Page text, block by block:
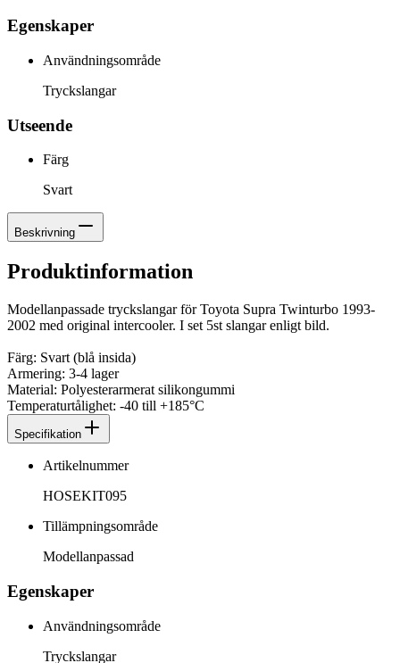
Egenskaper
Användningsområde
Tryckslangar
Utseende
Färg
Svart
Beskrivning
Produktinformation
Modellanpassade tryckslangar för Toyota Supra Twinturbo 1993-
2002 med original intercooler. I set 5st slangar enligt bild.
Färg: Svart (blå insida)
Armering: 3-4 lager
Material: Polyesterarmerat silikongummi
Temperaturtålighet: -40 till +185°C
Specifikation
Artikelnummer
HOSEKIT095
Tillämpningsområde
Modellanpassad
Egenskaper
Användningsområde
Tryckslangar